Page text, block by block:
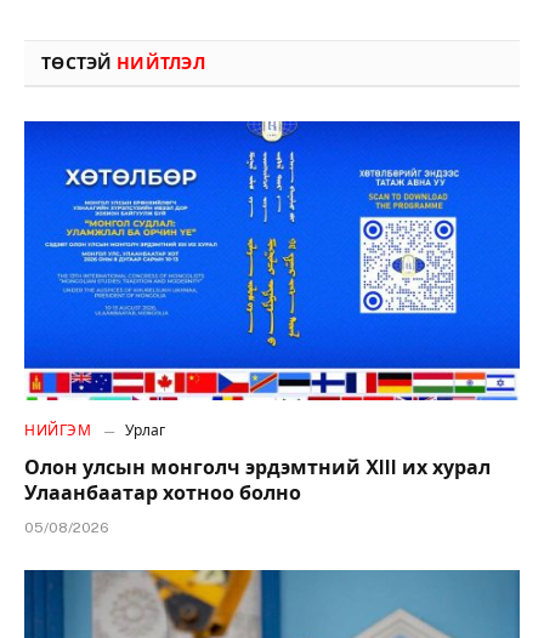
ТӨСТЭЙ НИЙТЛЭЛ
НИЙГЭМ Урлаг
Олон улсын монголч эрдэмтний XIII их хурал
Улаанбаатар хотноо болно
05/08/2026